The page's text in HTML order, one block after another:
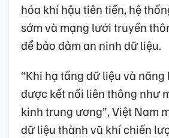
hóa khí hậu tiên tiến, hệ
sớm và mạng lưới truyền
để bảo đảm an ninh dữ liệu.
“Khi hạ tầng dữ liệu và
được kết nối liên thông như
kinh trung ương”, Việt Nam
dữ liệu thành vũ khí chiến